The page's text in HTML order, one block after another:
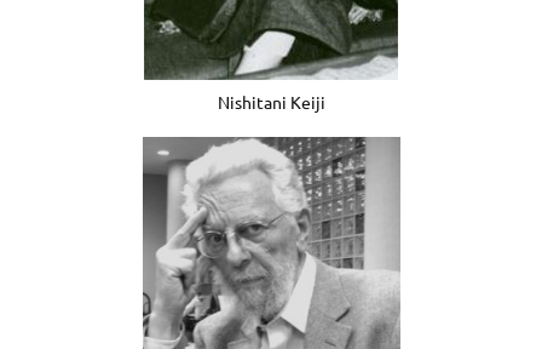
Nishitani Keiji